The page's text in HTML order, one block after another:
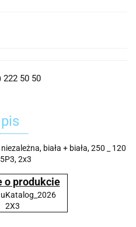
50 50
biała + biała, 250 _ 120
2x3
o produkcie
Katalog_2026
2X3